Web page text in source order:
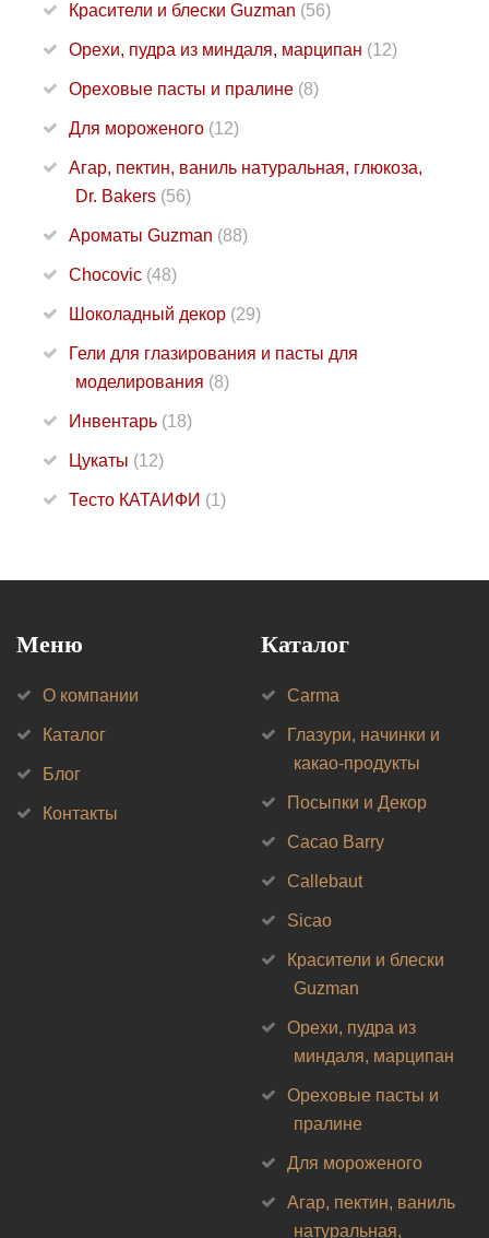
Красители и блески Guzman (56)
Орехи, пудра из миндаля, марципан (12)
Ореховые пасты и пралине (8)
Для мороженого (12)
Агар, пектин, ваниль натуральная, глюкоза,
Dr. Bakers (56)
Ароматы Guzman (88)
Chocovic (48)
Шоколадный декор (29)
Гели для глазирования и пасты для
моделирования (8)
Инвентарь (18)
Цукаты (12)
Тесто КАТАИФИ (1)
Меню
О компании
Каталог
Блог
Контакты
Каталог
Carma
Глазури, начинки и
какао-продукты
Посыпки и Декор
Cacao Barry
Callebaut
Sicao
Красители и блески
Guzman
Орехи, пудра из
миндаля, марципан
Ореховые пасты и
пралине
Для мороженого
Агар, пектин, ваниль
натуральная,